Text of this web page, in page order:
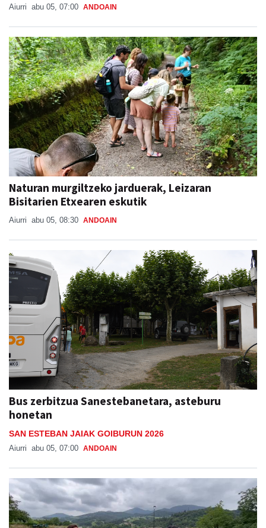
Aiurri abu 05, 07:00 ANDOAIN
Naturan murgiltzeko jarduerak, Leizaran
Bisitarien Etxearen eskutik
Aiurri abu 05, 08:30 ANDOAIN
Bus zerbitzua Sanestebanetara, asteburu
honetan
SAN ESTEBAN JAIAK GOIBURUN 2026
Aiurri abu 05, 07:00 ANDOAIN